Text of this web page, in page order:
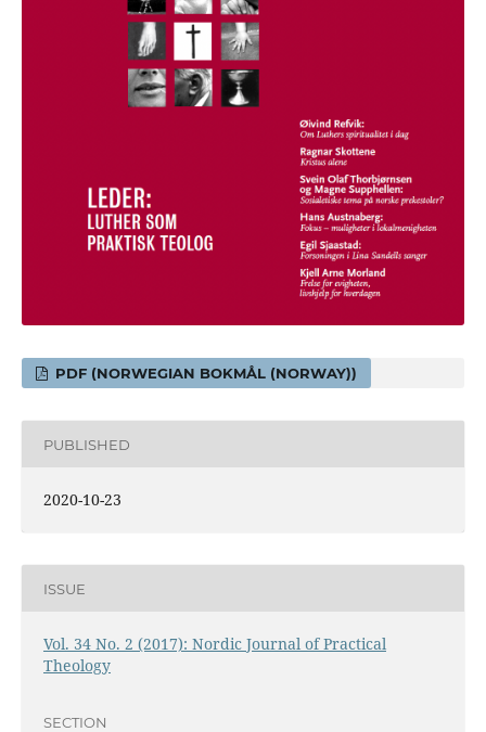
PDF (NORWEGIAN BOKMÅL (NORWAY))
PUBLISHED
2020-10-23
ISSUE
Vol. 34 No. 2 (2017): Nordic Journal of Practical
Theology
SECTION